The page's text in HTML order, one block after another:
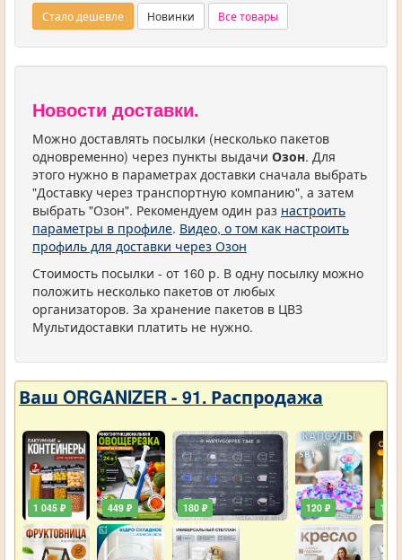
Стало дешевле Новинки Все товары
Новости доставки.
Можно доставлять посылки (несколько пакетов
одновременно) через пункты выдачи Озон. Для
этого нужно в параметрах доставки сначала выбрать
"Доставку через транспортную компанию", а затем
выбрать "Озон". Рекомендуем один раз настроить
параметры в профиле. Видео, о том как настроить
профиль для доставки через Озон
Стоимость посылки - от 160 р. В одну посылку можно
положить несколько пакетов от любых
организаторов. За хранение пакетов в ЦВЗ
Мультидоставки платить не нужно.
Ваш ORGANIZER - 91. Распродажа
1 045 ₽ 449 ₽ 180 ₽ 120 ₽ 129